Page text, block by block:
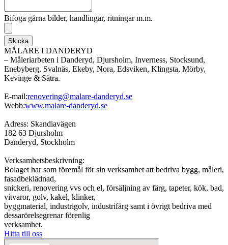
Bifoga gärna bilder, handlingar, ritningar m.m.
Skicka
MÅLARE I DANDERYD
– Måleriarbeten i Danderyd, Djursholm, Inverness, Stocksund,
Enebyberg, Svalnäs, Ekeby, Nora, Edsviken, Klingsta, Mörby,
Kevinge & Sätra.
E-mail:renovering@malare-danderyd.se
Webb:www.malare-danderyd.se
Adress: Skandiavägen
182 63 Djursholm
Danderyd, Stockholm
Verksamhetsbeskrivning:
Bolaget har som föremål för sin verksamhet att bedriva bygg, måleri,
fasadbeklädnad,
snickeri, renovering vvs och el, försäljning av färg, tapeter, kök, bad,
vitvaror, golv, kakel, klinker,
byggmaterial, industrigolv, industrifärg samt i övrigt bedriva med
dessarörelsegrenar förenlig
verksamhet.
Hitta till oss